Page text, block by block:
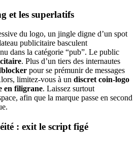
et les superlatifs
du logo, un jingle digne d’un spot
publicitaire basculent
dans la catégorie “pub”. Le public
. Plus d’un tiers des internautes
pour se prémunir de messages
limitez-vous à un discret coin-logo
en filigrane. Laissez surtout
afin que la marque passe en second
: exit le script figé